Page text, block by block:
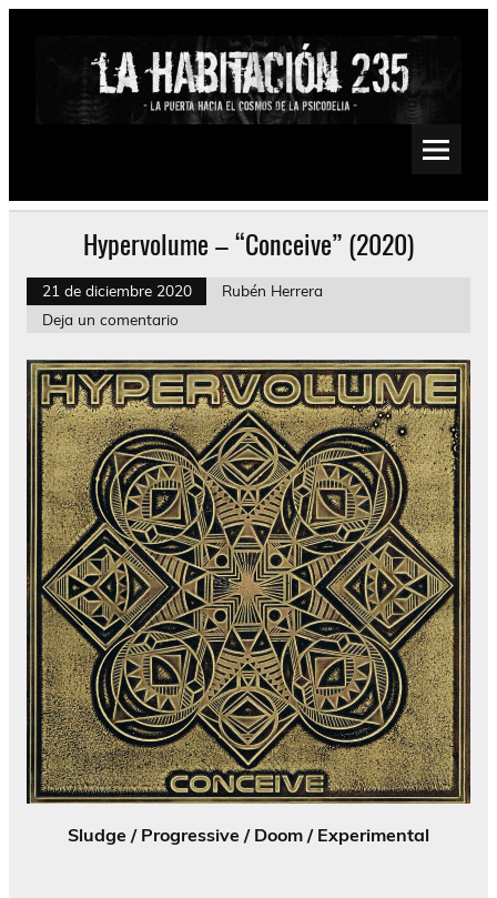
Saltar
Psychedelic, Stoner, Doom, Sludge, Fuzz, Space, Drone
Hypervolume – “Conceive” (2020)
21 de diciembre 2020
Rubén Herrera
Deja un comentario
Sludge / Progressive / Doom / Experimental